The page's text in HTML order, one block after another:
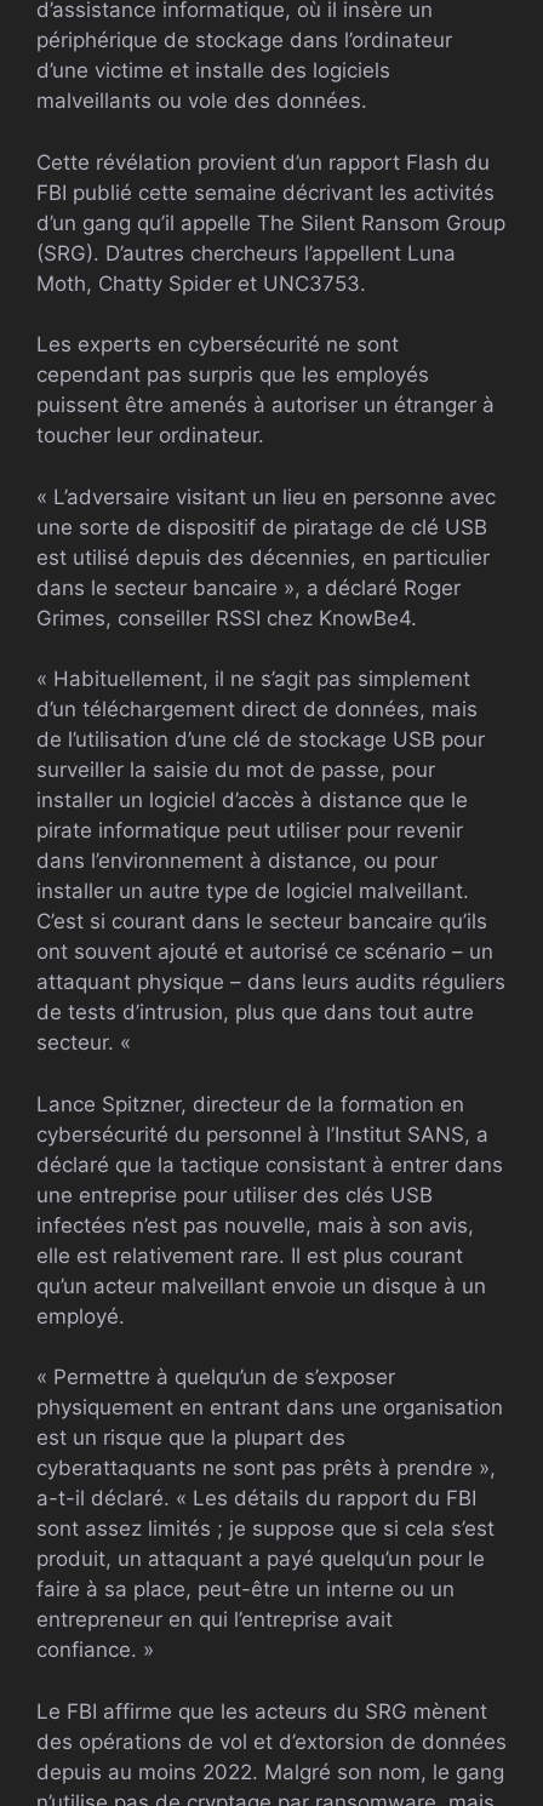
d’assistance informatique, où il insère un
périphérique de stockage dans l’ordinateur
d’une victime et installe des logiciels
malveillants ou vole des données.
Cette révélation provient d’un rapport Flash du
FBI publié cette semaine décrivant les activités
d’un gang qu’il appelle The Silent Ransom Group
(SRG). D’autres chercheurs l’appellent Luna
Moth, Chatty Spider et UNC3753.
Les experts en cybersécurité ne sont
cependant pas surpris que les employés
puissent être amenés à autoriser un étranger à
toucher leur ordinateur.
« L’adversaire visitant un lieu en personne avec
une sorte de dispositif de piratage de clé USB
est utilisé depuis des décennies, en particulier
dans le secteur bancaire », a déclaré Roger
Grimes, conseiller RSSI chez KnowBe4.
« Habituellement, il ne s’agit pas simplement
d’un téléchargement direct de données, mais
de l’utilisation d’une clé de stockage USB pour
surveiller la saisie du mot de passe, pour
installer un logiciel d’accès à distance que le
pirate informatique peut utiliser pour revenir
dans l’environnement à distance, ou pour
installer un autre type de logiciel malveillant.
C’est si courant dans le secteur bancaire qu’ils
ont souvent ajouté et autorisé ce scénario – un
attaquant physique – dans leurs audits réguliers
de tests d’intrusion, plus que dans tout autre
secteur. «
Lance Spitzner, directeur de la formation en
cybersécurité du personnel à l’Institut SANS, a
déclaré que la tactique consistant à entrer dans
une entreprise pour utiliser des clés USB
infectées n’est pas nouvelle, mais à son avis,
elle est relativement rare. Il est plus courant
qu’un acteur malveillant envoie un disque à un
employé.
« Permettre à quelqu’un de s’exposer
physiquement en entrant dans une organisation
est un risque que la plupart des
cyberattaquants ne sont pas prêts à prendre »,
a-t-il déclaré. « Les détails du rapport du FBI
sont assez limités ; je suppose que si cela s’est
produit, un attaquant a payé quelqu’un pour le
faire à sa place, peut-être un interne ou un
entrepreneur en qui l’entreprise avait
confiance. »
Le FBI affirme que les acteurs du SRG mènent
des opérations de vol et d’extorsion de données
depuis au moins 2022. Malgré son nom, le gang